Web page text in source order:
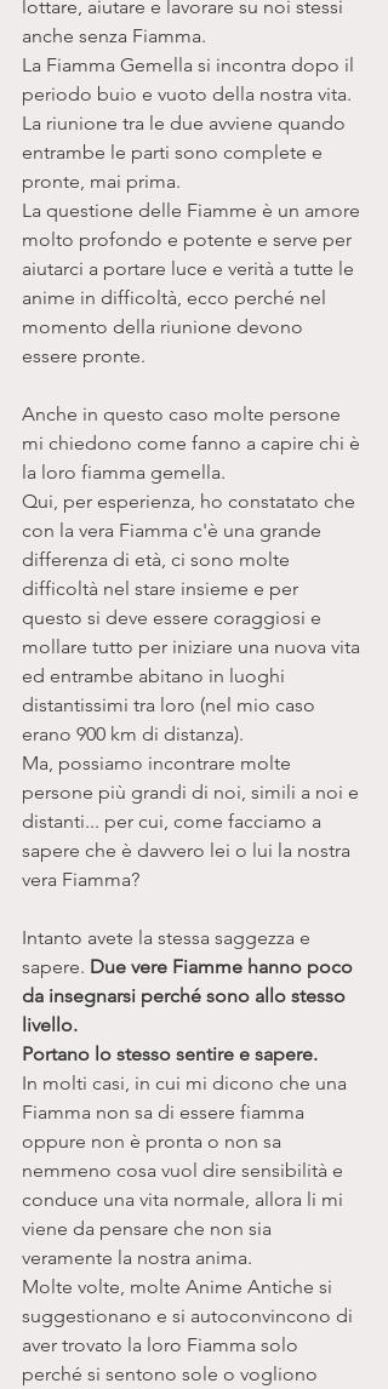
lottare, aiutare e lavorare su noi stessi
anche senza Fiamma.
La Fiamma Gemella si incontra dopo il
periodo buio e vuoto della nostra vita.
La riunione tra le due avviene quando
entrambe le parti sono complete e
pronte, mai prima.
La questione delle Fiamme è un amore
molto profondo e potente e serve per
aiutarci a portare luce e verità a tutte le
anime in difficoltà, ecco perché nel
momento della riunione devono
essere pronte.
Anche in questo caso molte persone
mi chiedono come fanno a capire chi è
la loro fiamma gemella.
Qui, per esperienza, ho constatato che
con la vera Fiamma c'è una grande
differenza di età, ci sono molte
difficoltà nel stare insieme e per
questo si deve essere coraggiosi e
mollare tutto per iniziare una nuova vita
ed entrambe abitano in luoghi
distantissimi tra loro (nel mio caso
erano 900 km di distanza).
Ma, possiamo incontrare molte
persone più grandi di noi, simili a noi e
distanti... per cui, come facciamo a
sapere che è davvero lei o lui la nostra
vera Fiamma?
Intanto avete la stessa saggezza e
sapere. Due vere Fiamme hanno poco
da insegnarsi perché sono allo stesso
livello.
Portano lo stesso sentire e sapere.
In molti casi, in cui mi dicono che una
Fiamma non sa di essere fiamma
oppure non è pronta o non sa
nemmeno cosa vuol dire sensibilità e
conduce una vita normale, allora li mi
viene da pensare che non sia
veramente la nostra anima.
Molte volte, molte Anime Antiche si
suggestionano e si autoconvincono di
aver trovato la loro Fiamma solo
perché si sentono sole o vogliono